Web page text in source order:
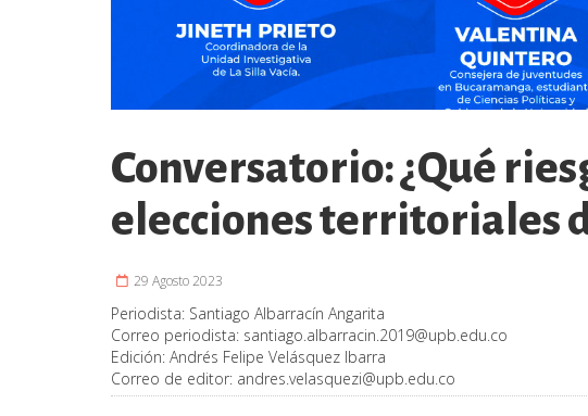
Conversatorio: ¿Qué
elecciones territoriales
29 Agosto 2023
Periodista: Santiago Albarracín Angarita
Correo periodista: santiago.albarracin.2019@upb.edu.co
Edición: Andrés Felipe Velásquez Ibarra
Correo de editor: andres.velasquezi@upb.edu.co